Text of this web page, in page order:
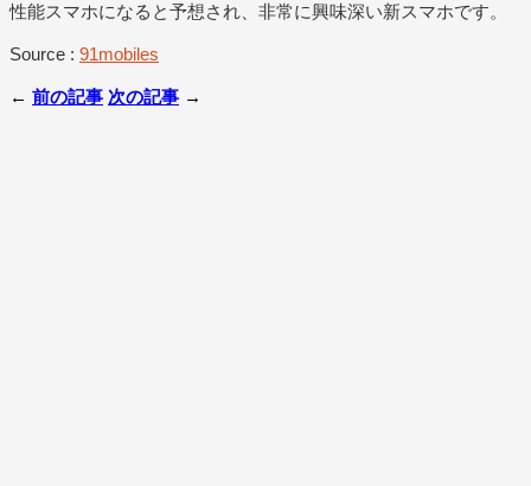
性能スマホになると予想され、非常に興味深い新スマホです。
Source : 91mobiles
← 前の記事 次の記事 →